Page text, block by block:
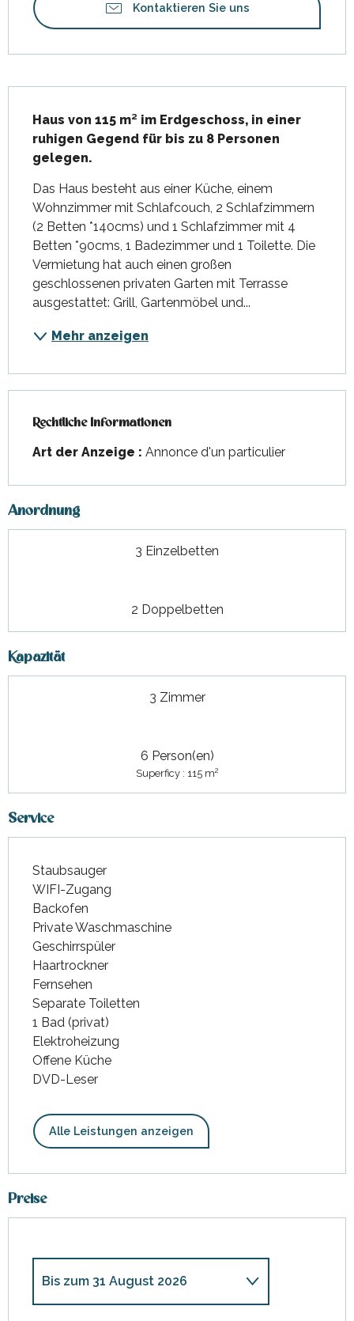
Kontaktieren Sie uns
Haus von 115 m² im Erdgeschoss, in einer
ruhigen Gegend für bis zu 8 Personen
gelegen.
Das Haus besteht aus einer Küche, einem
Wohnzimmer mit Schlafcouch, 2 Schlafzimmern
(2 Betten *140cms) und 1 Schlafzimmer mit 4
Betten *90cms, 1 Badezimmer und 1 Toilette. Die
Vermietung hat auch einen großen
geschlossenen privaten Garten mit Terrasse
ausgestattet: Grill, Gartenmöbel und...
Mehr anzeigen
Rechtliche Informationen
Rechtliche Informationen
Art der Anzeige : Annonce d'un particulier
Anordnung
3 Einzelbetten
2 Doppelbetten
Kapazität
3 Zimmer
6 Person(en)
Superficy : 115 m2
Service
Staubsauger
WIFI-Zugang
Backofen
Private Waschmaschine
Geschirrspüler
Haartrockner
Fernsehen
Separate Toiletten
1 Bad (privat)
Elektroheizung
Offene Küche
DVD-Leser
Alle Leistungen anzeigen
Preise
Bis zum 31 August 2026